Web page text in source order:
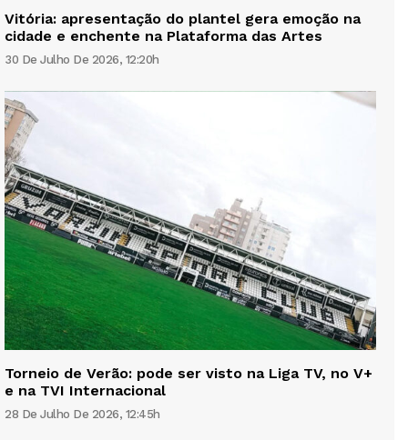
Vitória: apresentação do plantel gera emoção na
cidade e enchente na Plataforma das Artes
30 De Julho De 2026, 12:20h
Torneio de Verão: pode ser visto na Liga TV, no V+
e na TVI Internacional
28 De Julho De 2026, 12:45h